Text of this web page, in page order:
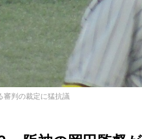
審判の裁定に猛抗議